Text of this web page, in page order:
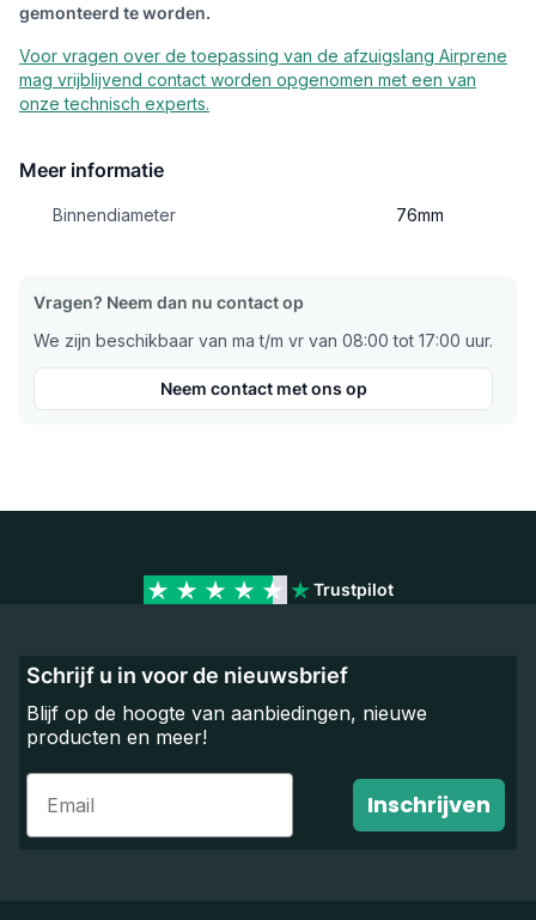
gemonteerd te worden.
Voor vragen over de toepassing van de afzuigslang Airprene
mag vrijblijvend contact worden opgenomen met een van
onze technisch experts.
Meer informatie
Binnendiameter 76mm
Vragen? Neem dan nu contact op
We zijn beschikbaar van ma t/m vr van 08:00 tot 17:00 uur.
Neem contact met ons op
Trustpilot
Schrijf u in voor de nieuwsbrief
Blijf op de hoogte van aanbiedingen, nieuwe
producten en meer!
Email
Inschrijven